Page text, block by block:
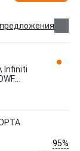
Infiniti
95%